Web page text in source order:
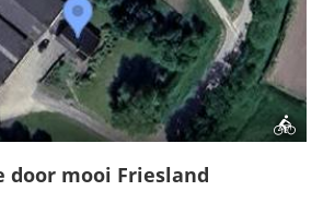
door mooi Friesland